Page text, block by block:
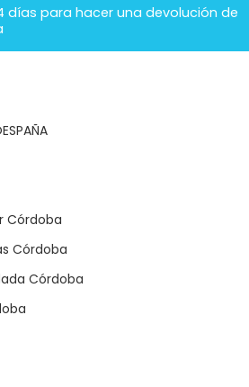
días para hacer una devolución de
Córdoba
Córdoba
Córdoba